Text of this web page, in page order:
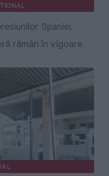
Spaniei.
rămân în vigoare